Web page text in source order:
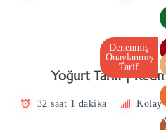
Denenmiş
Onaylanmış
Tarif
Yoğurt Tarifi |
32 saat 1 dakika Kolay